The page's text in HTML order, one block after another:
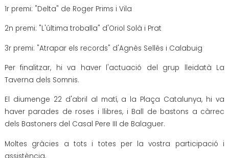
1r premi: "Delta" de Roger Prims i Vila
2n premi: "L'última troballa" d'Oriol Solà i Prat
3r premi: "Atrapar els records" d'Agnès Sellés i Calabuig
Per finalitzar, hi va haver l'actuació del grup lleidatà La
Taverna dels Somnis.
El diumenge 22 d'abril al matí, a la Plaça Catalunya, hi va
haver parades de roses i llibres, i Ball de bastons a càrrec
dels Bastoners del Casal Pere III de Balaguer.
Moltes gràcies a tots i totes per la vostra participació i